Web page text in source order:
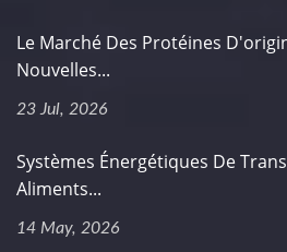
Le Marché Des Protéines
Nouvelles...
23 Jul, 2026
Systèmes Énergétiques De
Aliments...
14 May, 2026